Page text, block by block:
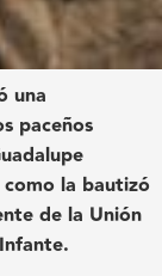
una
paceños
la bautizó
de la Unión